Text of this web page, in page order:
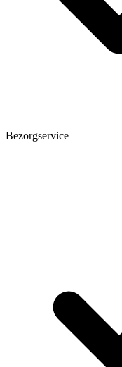
Bezorgservice